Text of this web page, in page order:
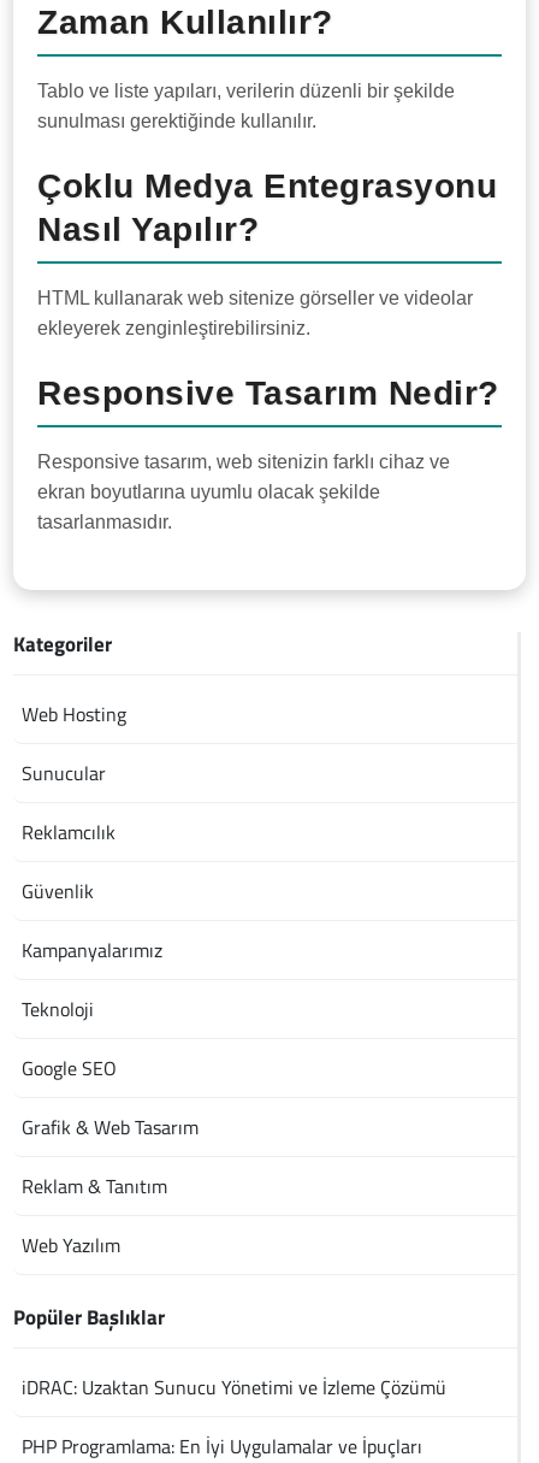
Zaman Kullanılır?
Tablo ve liste yapıları, verilerin düzenli bir şekilde
sunulması gerektiğinde kullanılır.
Çoklu Medya Entegrasyonu
Nasıl Yapılır?
HTML kullanarak web sitenize görseller ve videolar
ekleyerek zenginleştirebilirsiniz.
Responsive Tasarım Nedir?
Responsive tasarım, web sitenizin farklı cihaz ve
ekran boyutlarına uyumlu olacak şekilde
tasarlanmasıdır.
Kategoriler
Web Hosting
Sunucular
Reklamcılık
Güvenlik
Kampanyalarımız
Teknoloji
Google SEO
Grafik & Web Tasarım
Reklam & Tanıtım
Web Yazılım
Popüler Başlıklar
iDRAC: Uzaktan Sunucu Yönetimi ve İzleme Çözümü
PHP Programlama: En İyi Uygulamalar ve İpuçları